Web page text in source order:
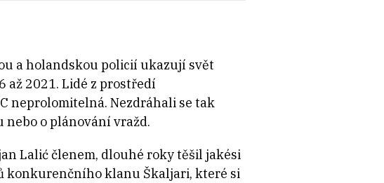
a holandskou policií ukazují svět
2021. Lidé z prostředí
neprolomitelná. Nezdráhali se tak
o plánování vražd.
Lalić členem, dlouhé roky těšil jakési
konkurenčního klanu Škaljari, které si